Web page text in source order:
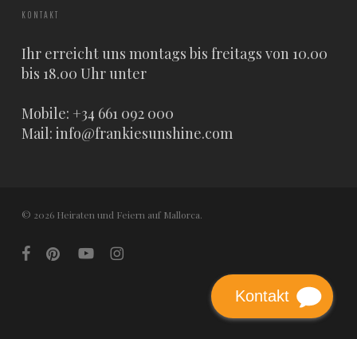
KONTAKT
Ihr erreicht uns montags bis freitags von 10.00
bis 18.00 Uhr unter
Mobile: +34 661 092 000
Mail: info@frankiesunshine.com
© 2026 Heiraten und Feiern auf Mallorca.
facebookpinterestyoutubeinstagram
Kontakt